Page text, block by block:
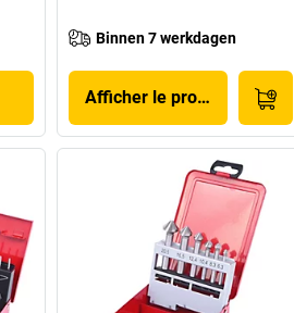
Binnen 7 werkdagen
Afficher le produit